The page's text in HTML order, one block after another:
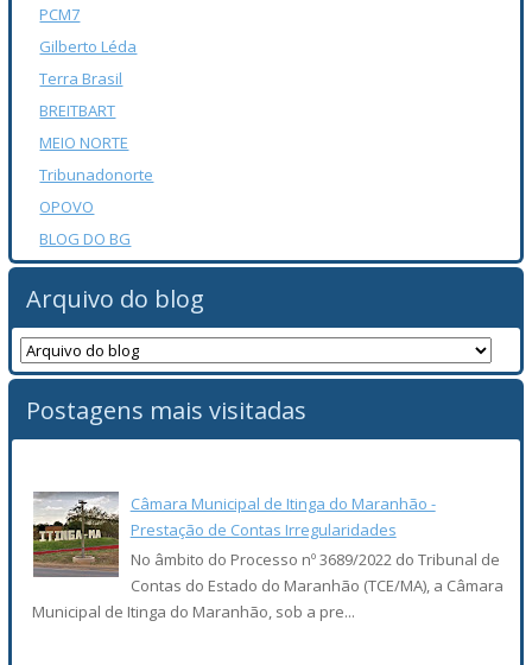
PCM7
Gilberto Léda
Terra Brasil
BREITBART
MEIO NORTE
Tribunadonorte
OPOVO
BLOG DO BG
Arquivo do blog
Postagens mais visitadas
Câmara Municipal de Itinga do Maranhão -
Prestação de Contas Irregularidades
No âmbito do Processo nº 3689/2022 do Tribunal de
Contas do Estado do Maranhão (TCE/MA), a Câmara
Municipal de Itinga do Maranhão, sob a pre...